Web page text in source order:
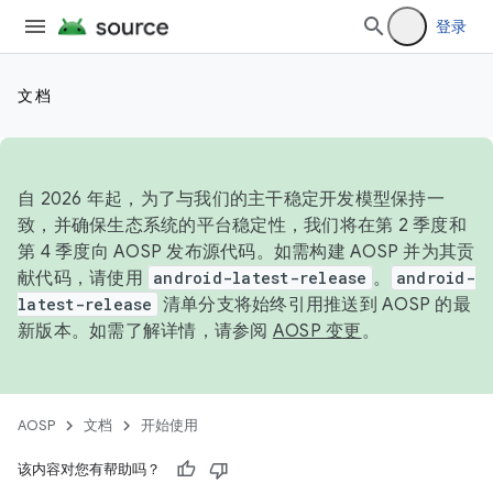
登录
文档
自 2026 年起，为了与我们的主干稳定开发模型保持一
致，并确保生态系统的平台稳定性，我们将在第 2 季度和
第 4 季度向 AOSP 发布源代码。如需构建 AOSP 并为其贡
献代码，请使用 android-latest-release 。
android-
latest-release 清单分支将始终引用推送到 AOSP 的最
新版本。如需了解详情，请参阅 AOSP 变更。
AOSP 文档 开始使用
该内容对您有帮助吗？